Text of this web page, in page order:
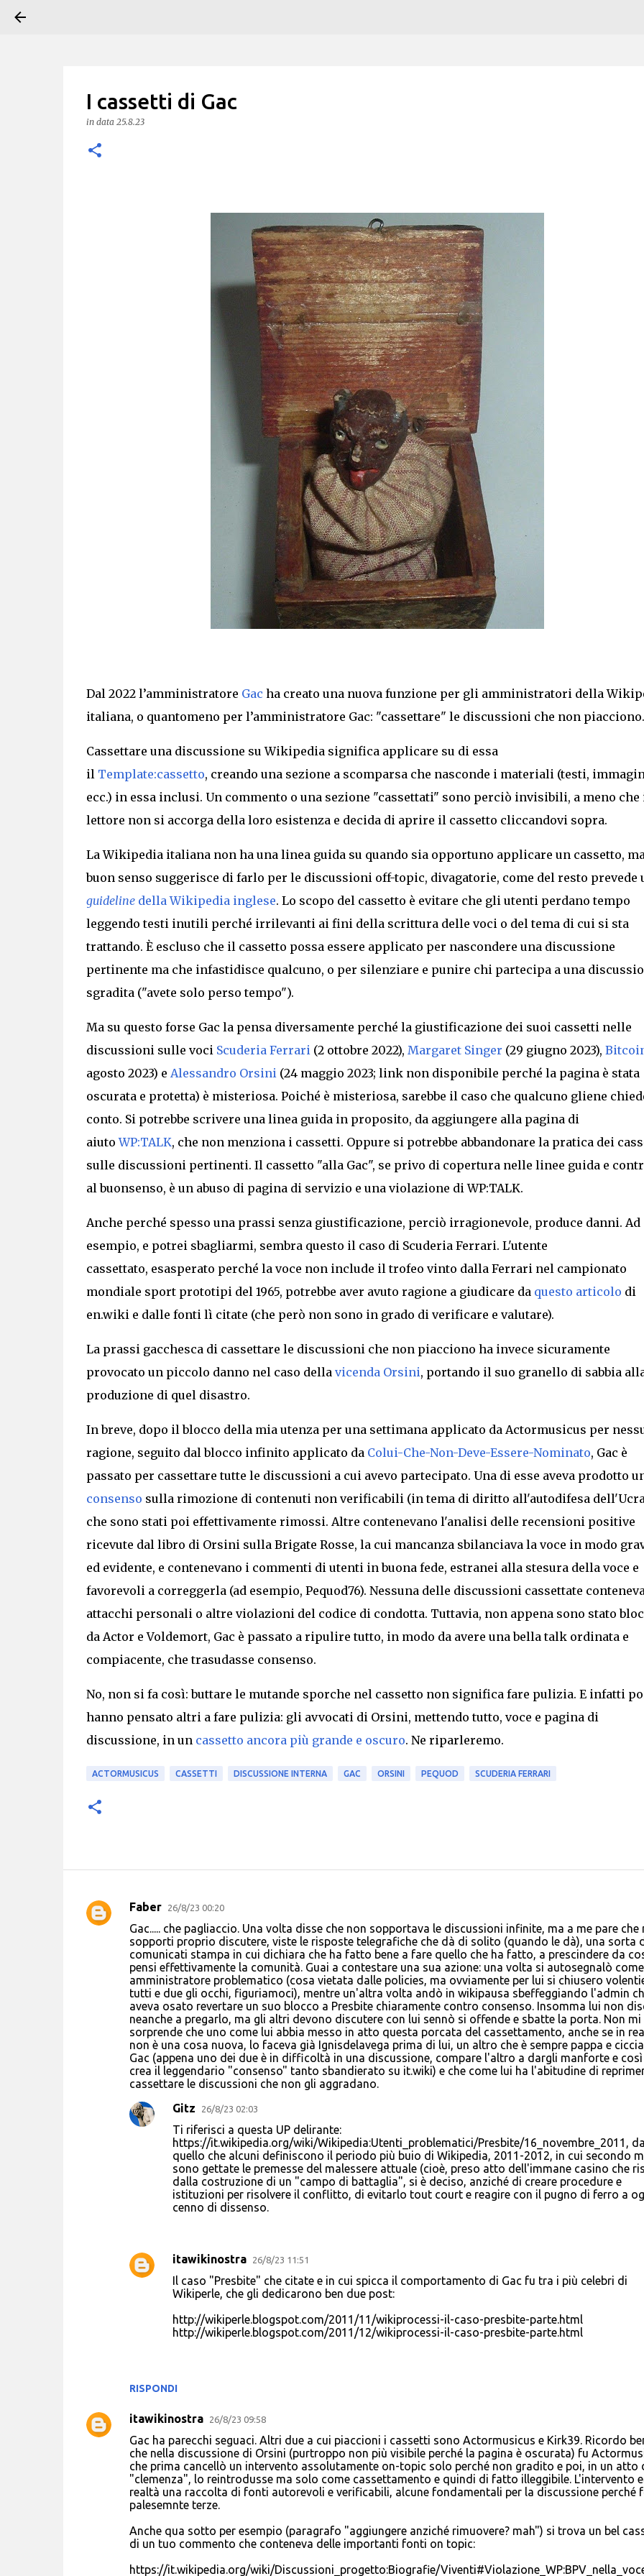
I cassetti di Gac
in data 25.8.23
Dal 2022 l’amministratore Gac ha creato una nuova funzione per gli amministratori della
italiana, o quantomeno per l’amministratore Gac: "cassettare" le discussioni che non piacciono.
Cassettare una discussione su Wikipedia significa applicare su di essa
il Template:cassetto, creando una sezione a scomparsa che nasconde i materiali (testi,
ecc.) in essa inclusi. Un commento o una sezione "cassettati" sono perciò invisibili, a meno che
lettore non si accorga della loro esistenza e decida di aprire il cassetto cliccandovi sopra.
La Wikipedia italiana non ha una linea guida su quando sia opportuno applicare un cassetto,
buon senso suggerisce di farlo per le discussioni off-topic, divagatorie, come del resto prevede
guideline della Wikipedia inglese. Lo scopo del cassetto è evitare che gli utenti perdano tempo
leggendo testi inutili perché irrilevanti ai fini della scrittura delle voci o del tema di cui si sta
trattando. Èescluso che il cassetto possa essere applicato per nascondere una discussione
pertinente ma che infastidisce qualcuno, o per silenziare e punire chi partecipa a una
sgradita ("avete solo perso tempo").
Ma su questo forse Gac la pensa diversamente perché la giustificazione dei suoi cassetti nelle
discussioni sulle voci Scuderia Ferrari(2 ottobre 2022), Margaret Singer (29 giugno 2023),
agosto 2023) e Alessandro Orsini(24 maggio 2023; link non disponibile perché la pagina è stata
oscurata e protetta) è misteriosa. Poiché è misteriosa, sarebbe il caso che qualcuno gliene
conto. Si potrebbe scrivere una linea guida in proposito, da aggiungere alla pagina di
aiutoWP:TALK, che non menziona i cassetti. Oppure si potrebbe abbandonare la pratica dei
sulle discussioni pertinenti. Il cassetto "alla Gac", se privo di copertura nelle linee guida e
al buonsenso, è un abuso di pagina di servizio e una violazione di WP:TALK.
Anche perché spesso una prassi senza giustificazione, perciò irragionevole, produce danni. Ad
esempio, e potrei sbagliarmi, sembra questo il caso di Scuderia Ferrari. L'utente
cassettato, esasperato perché la voce non include il trofeo vinto dalla Ferrari nel campionato
mondiale sport prototipi del 1965, potrebbe aver avuto ragione a giudicare da questo articolo di
en.wiki e dalle fonti lì citate (che però non sono in grado di verificare e valutare).
La prassi gacchesca di cassettare le discussioni che non piacciono ha invece sicuramente
provocato un piccolo danno nel caso della vicenda Orsini, portando il suo granello di sabbia
produzione di quel disastro.
In breve, dopo il blocco della mia utenza per una settimana applicato da Actormusicus per
ragione, seguito dal blocco infinito applicato da Colui-Che-Non-Deve-Essere-Nominato, Gac è
passato per cassettare tutte le discussioni a cui avevo partecipato. Una di esse aveva prodotto
consenso sulla rimozione di contenuti non verificabili (in tema di diritto all'autodifesa
che sono stati poi effettivamente rimossi. Altre contenevano l'analisi delle recensioni positive
ricevute dal libro di Orsini sulla Brigate Rosse, la cui mancanza sbilanciava la voce in modo
ed evidente, e contenevano i commenti di utenti in buona fede, estranei alla stesura della voce e
favorevoli a correggerla (ad esempio, Pequod76). Nessuna delle discussioni cassettate
attacchi personali o altre violazioni del codice di condotta. Tuttavia, non appena sono stato
da Actor e Voldemort, Gac è passato a ripulire tutto, in modo da avere una bella talk ordinata e
compiacente, che trasudasse consenso.
No, non si fa così: buttare le mutande sporche nel cassetto non significa fare pulizia. E infatti
hanno pensato altri a fare pulizia: gli avvocati di Orsini, mettendo tutto, voce e pagina di
discussione, in un cassetto ancora più grande e oscuro. Ne riparleremo.
ACTORMUSICUS CASSETTI DISCUSSIONE INTERNA GAC ORSINI PEQUOD SCUDERIA FERRARI
C
Faber 26/8/23 00:20
Gac..... che pagliaccio. Una volta disse che non sopportava le discussioni infinite, ma a me pare che
sopporti proprio discutere, viste le risposte telegrafiche che dà di solito (quando le dà), una sorta
comunicati stampa in cui dichiara che ha fatto bene a fare quello che ha fatto, a prescindere da
pensi effettivamente la comunità. Guai a contestare una sua azione: una volta si autosegnalò come
amministratore problematico (cosa vietata dalle policies, ma ovviamente per lui si chiusero
tutti e due gli occhi, figuriamoci), mentre un'altra volta andò in wikipausa sbeffeggiando l'admin
aveva osato revertare un suo blocco a Presbite chiaramente contro consenso. Insomma lui non
neanche a pregarlo, ma gli altri devono discutere con lui sennò si offende e sbatte la porta. Non mi
sorprende che uno come lui abbia messo in atto questa porcata del cassettamento, anche se in
non è una cosa nuova, lo faceva già Ignisdelavega prima di lui, un altro che è sempre pappa e
Gac (appena uno dei due è in difficoltà in una discussione, compare l'altro a dargli manforte e così
crea il leggendario "consenso" tanto sbandierato su it.wiki) e che come lui ha l'abitudine di
cassettare le discussioni che non gli aggradano.
RISPONDI
Gitz 26/8/23 02:03
Ti riferisci a questa UP delirante:
https://it.wikipedia.org/wiki/Wikipedia:Utenti_problematici/Presbite/16_novembre_2011, da
quello che alcuni definiscono il periodo più buio di Wikipedia, 2011-2012, in cui secondo
sono gettate le premesse del malessere attuale (cioè, preso atto dell'immane casino che
dalla costruzione di un "campo di battaglia", si è deciso, anziché di creare procedure e
istituzioni per risolvere il conflitto, di evitarlo tout court e reagire con il pugno di ferro a
cenno di dissenso.
itawikinostra 26/8/23 11:51
Il caso "Presbite" che citate e in cui spicca il comportamento di Gac fu tra i più celebri di
Wikiperle, che gli dedicarono ben due post:
http://wikiperle.blogspot.com/2011/11/wikiprocessi-il-caso-presbite-parte.html
http://wikiperle.blogspot.com/2011/12/wikiprocessi-il-caso-presbite-parte.html
itawikinostra 26/8/23 09:58
Gac ha parecchi seguaci. Altri due a cui piaccioni i cassetti sono Actormusicus e Kirk39. Ricordo
che nella discussione di Orsini (purtroppo non più visibile perché la pagina è oscurata) fu
che prima cancellò un intervento assolutamente on-topic solo perché non gradito e poi, in un atto
"clemenza", lo reintrodusse ma solo come cassettamento e quindi di fatto illeggibile. L'intervento
realtà una raccolta di fonti autorevoli e verificabili, alcune fondamentali per la discussione perché
palesemnte terze.
Anche qua sotto per esempio (paragrafo "aggiungere anziché rimuovere? mah") si trova un bel
di un tuo commento che conteneva delle importanti fonti on topic:
https://it.wikipedia.org/wiki/Discussioni_progetto:Biografie/